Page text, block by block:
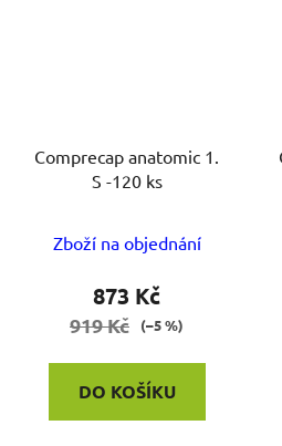
Comprecap anatomic 1.
S -120 ks
Zboží na objednání
873 Kč
919 Kč (–5 %)
DO KOŠÍKU